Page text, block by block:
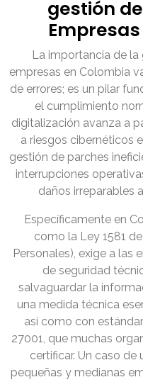
gestión
La importancia de
empresas en Colombia
de errores; es un pilar
el cumplimiento
digitalización avanza a
a riesgos cibernéticos
gestión de parches
interrupciones
daños irreparables
Específicamente en
como la Ley 1581
Personales), exige a las
de seguridad
salvaguardar la
una medida técnica
así como con
27001, que muchas
certificar. Un caso
pequeñas y medianas